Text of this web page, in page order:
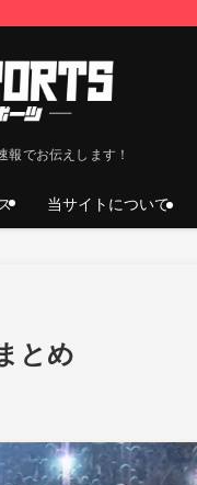
でお伝えします！
当サイトについて
とめ